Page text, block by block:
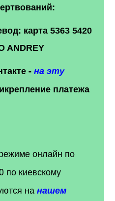
карта 5363 5420
ANDREY
-на эту
платежа
онлайн по
по киевскому
нанашем